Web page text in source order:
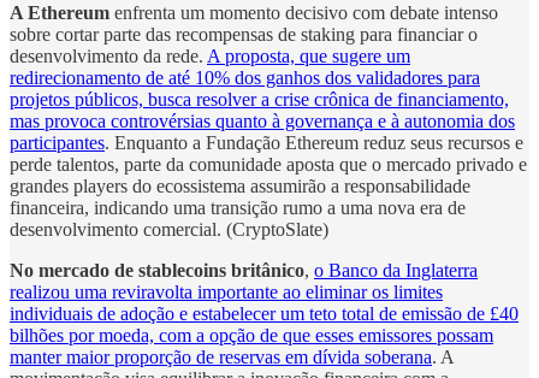
A Ethereum enfrenta um momento decisivo com debate intenso
sobre cortar parte das recompensas de staking para financiar o
desenvolvimento da rede. A proposta, que sugere um
redirecionamento de até 10% dos ganhos dos validadores para
projetos públicos, busca resolver a crise crônica de financiamento,
mas provoca controvérsias quanto à governança e à autonomia dos
participantes. Enquanto a Fundação Ethereum reduz seus recursos e
perde talentos, parte da comunidade aposta que o mercado privado e
grandes players do ecossistema assumirão a responsabilidade
financeira, indicando uma transição rumo a uma nova era de
desenvolvimento comercial. (CryptoSlate)
No mercado de stablecoins britânico, o Banco da Inglaterra
realizou uma reviravolta importante ao eliminar os limites
individuais de adoção e estabelecer um teto total de emissão de £40
bilhões por moeda, com a opção de que esses emissores possam
manter maior proporção de reservas em dívida soberana. A